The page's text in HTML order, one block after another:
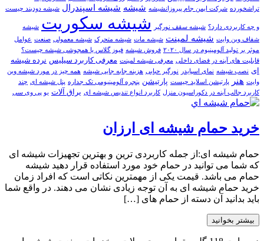
تراشخورده شرکت ایمن جام پیروزانشیشه شيشه شیشه اسپندرال شیشه دودبند چیست
و چه کاربردی دارد؟ شیشه سقف نورگیر شیشه سکوریت شیشه
شفاف وین وایت شیشه لمینت شیشه مات شیشه متحرک شیشه معمولی صنعت عوامل
موثر بر تولید آلومینیوم در سال ۲۰۲۰
فروش شیشه فیوز گلاس یا همجوشی شیشه چیست؟
قابلیت های آینه در فضای داخلی معرفی شیشه لمینت معرفی کاربرد سیلیس نرده شیشه
ای نصب شیشه نمای اسپایدر نورگیر حبابی هزینه جابه جایی شیشه همه چيز در مورد شيشه وين
وايت هنر پارتيشن اسلايد چيست پارتیشن پنجره آلومینیومی تک جداره پنل شیشه ای چند
کاربرد جالب آینه در دکوراسیون منزل کاربرد انواع تندیس شیشه ای یراق آلات یو پی وی سی
خرید حمام شیشه ای ارزان
حمام شیشه ای:از جمله کاربردی ترین و بهترین تجهیزات شیشه ای
که شما می توانید در حمام خود مورد استفاده قرار دهید شیشه
حمام می باشد. قیمت یکی از مهمترین نکاتی است که افراد زمان
خرید حمام شیشه ای به آن توجه زیادی نشان می دهند. در واقع شما
باید بدانید آن دسته از حمام های […]
بیشتر بخوانید